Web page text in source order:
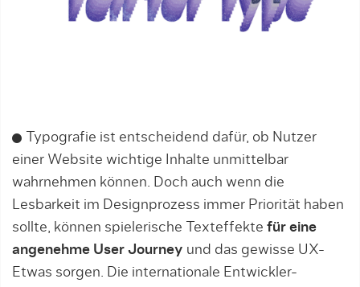
Typografie ist entscheidend dafür, ob Nutzer
einer Website wichtige Inhalte unmittelbar
wahrnehmen können. Doch auch wenn die
Lesbarkeit im Designprozess immer Priorität haben
sollte, können spielerische Texteffekte für eine
angenehme User Journey und das gewisse UX-
Etwas sorgen. Die internationale Entwickler-